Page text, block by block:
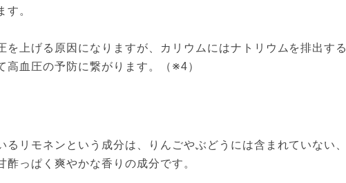
す。
を上げる原因になりますが、カリウムにはナトリウムを排出する
高血圧の予防に繋がります。（※4）
るリモネンという成分は、りんごやぶどうには含まれていない、
っぱく爽やかな香りの成分です。